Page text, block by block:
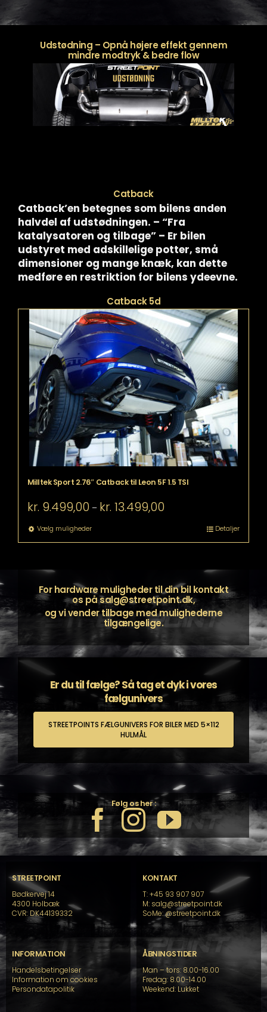
Udstødning – Opnå højere effekt gennem
mindre modtryk & bedre flow
Catback
Catback’en betegnes som bilens anden
halvdel af udstødningen. – “Fra
katalysatoren og tilbage” – Er bilen
udstyret med adskillelige potter, små
dimensioner og mange knæk, kan dette
medføre en restriktion for bilens ydeevne.
Catback 5d
Milltek Sport 2.76″ Catback til Leon 5F 1.5 TSI
kr. 9.499,00 – kr. 13.499,00Prisinterval:
Vælg mulighederDette
vare
Mulighederne
kan
vælges
på
varesiden
Detaljer
For hardware muligheder til din bil kontakt
os påsalg@streetpoint.dk,
og vi vender tilbage med mulighederne
tilgængelige.
Er du til fælge? Så tag et dyk i vores
fælgunivers
STREETPOINTS FÆLGUNIVERS FOR BILER MED 5×112
HULMÅL
Følg os her :
STREETPOINT
Bødkervej 14
4300 Holbæk
CVR: DK44139332
KONTAKT
T: +45 93 907 907
M: salg@streetpoint.dk
SoMe:@streetpoint.dk
INFORMATION
Handelsbetingelser
Information om cookies
Persondatapolitik
ÅBNINGSTIDER
Man – tors: 8.00-16.00
Fredag: 8.00-14.00
Weekend: Lukket